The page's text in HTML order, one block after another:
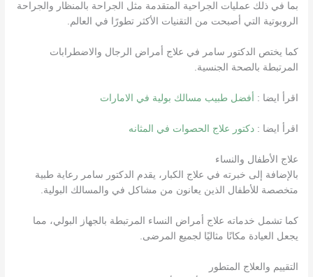
بما في ذلك عمليات الجراحية المتقدمة مثل الجراحة بالمنظار والجراحة
الروبوتية التي أصبحت من التقنيات الأكثر تطورًا في العالم.
كما يختص الدكتور سامر في علاج أمراض الرجال والاضطرابات
المرتبطة بالصحة الجنسية.
اقرأ ايضا : أفضل طبيب مسالك بولية في الامارات
اقرأ ايضا :دكتور علاج الحصوات في المثانه
علاج الأطفال والنساء
بالإضافة إلى خبرته في علاج الكبار، يقدم الدكتور سامر رعاية طبية
متخصصة للأطفال الذين يعانون من مشاكل في والمسالك البولية.
كما تشمل خدماته علاج أمراض النساء المرتبطة بالجهاز البولي، مما
يجعل العيادة مكانًا مثاليًا لجميع المرضى.
التقييم والعلاج المتطور